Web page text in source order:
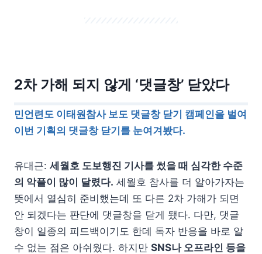
2차 가해 되지 않게 ‘댓글창’ 닫았다
민언련도 이태원참사 보도 댓글창 닫기 캠페인을 벌여
이번 기획의 댓글창 닫기를 눈여겨봤다.
유대근: 세월호 도보행진 기사를 썼을 때 심각한 수준
의 악플이 많이 달렸다. 세월호 참사를 더 알아가자는
뜻에서 열심히 준비했는데 또 다른 2차 가해가 되면
안 되겠다는 판단에 댓글창을 닫게 됐다. 다만, 댓글
창이 일종의 피드백이기도 한데 독자 반응을 바로 알
수 없는 점은 아쉬웠다. 하지만 SNS나 오프라인 등을